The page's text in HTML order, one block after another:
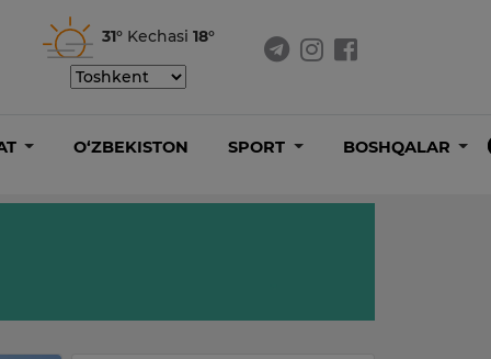
31° Kechasi 18°
O‘ZBEKISTON SPORT BOSHQALAR